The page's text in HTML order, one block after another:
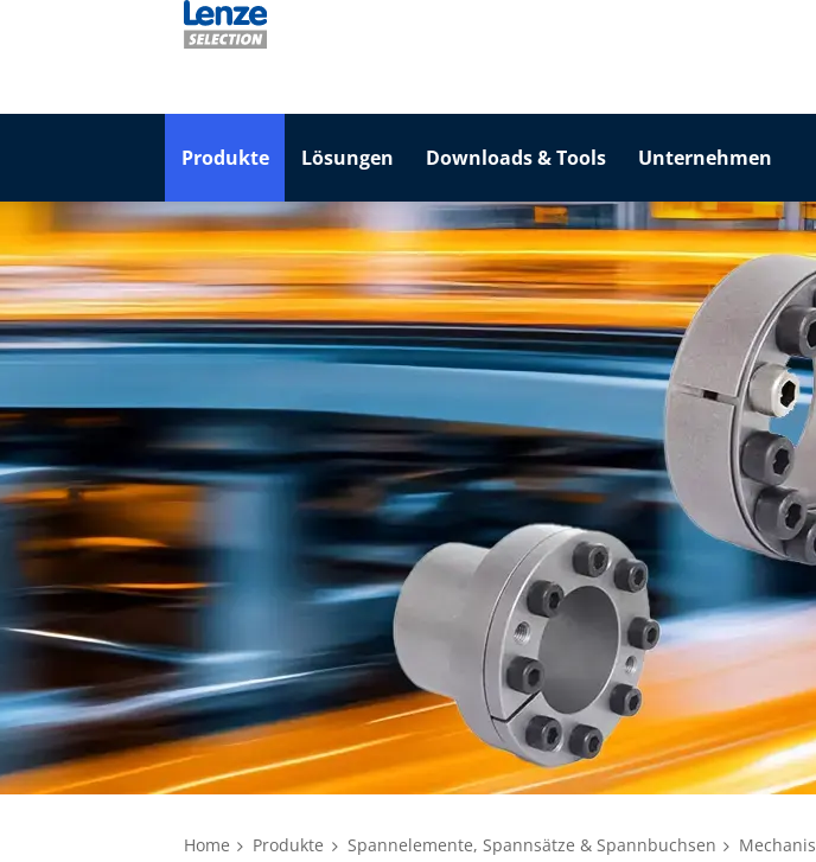
Produkte Lösungen Downloads & Tools Unternehmen
Home Produkte Spannelemente, Spannsätze & Spannbuchsen